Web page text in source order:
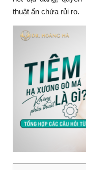
thuật ẩn chứa rủi ro.